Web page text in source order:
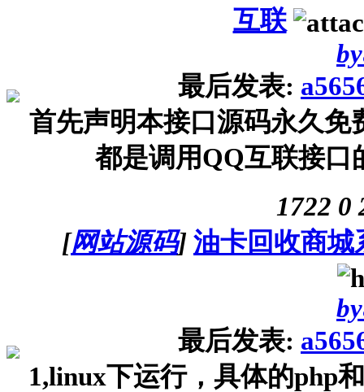
互联
by
最后发表:
首先声明本接口源码永久
都是调用QQ互联接口
1722 0
[网站源码] 油卡回收商城
by
最后发表:
1,linux下运行，具体的php